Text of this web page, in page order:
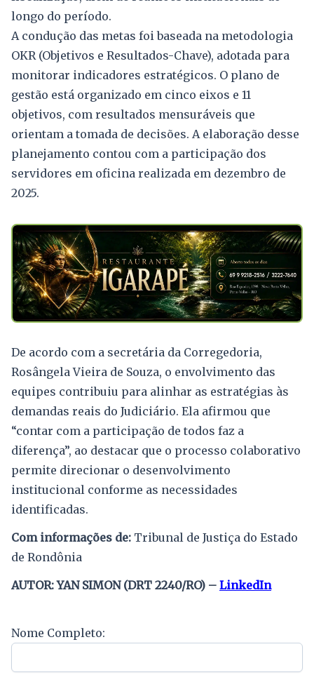
longo do período.
A condução das metas foi baseada na metodologia
OKR (Objetivos e Resultados-Chave), adotada para
monitorar indicadores estratégicos. O plano de
gestão está organizado em cinco eixos e 11
objetivos, com resultados mensuráveis que
orientam a tomada de decisões. A elaboração desse
planejamento contou com a participação dos
servidores em oficina realizada em dezembro de
2025.
De acordo com a secretária da Corregedoria,
Rosângela Vieira de Souza, o envolvimento das
equipes contribuiu para alinhar as estratégias às
demandas reais do Judiciário. Ela afirmou que
“contar com a participação de todos faz a
diferença”, ao destacar que o processo colaborativo
permite direcionar o desenvolvimento
institucional conforme as necessidades
identificadas.
Com informações de: Tribunal de Justiça do Estado
de Rondônia
AUTOR: YAN SIMON (DRT 2240/RO) – LinkedIn
Nome Completo: